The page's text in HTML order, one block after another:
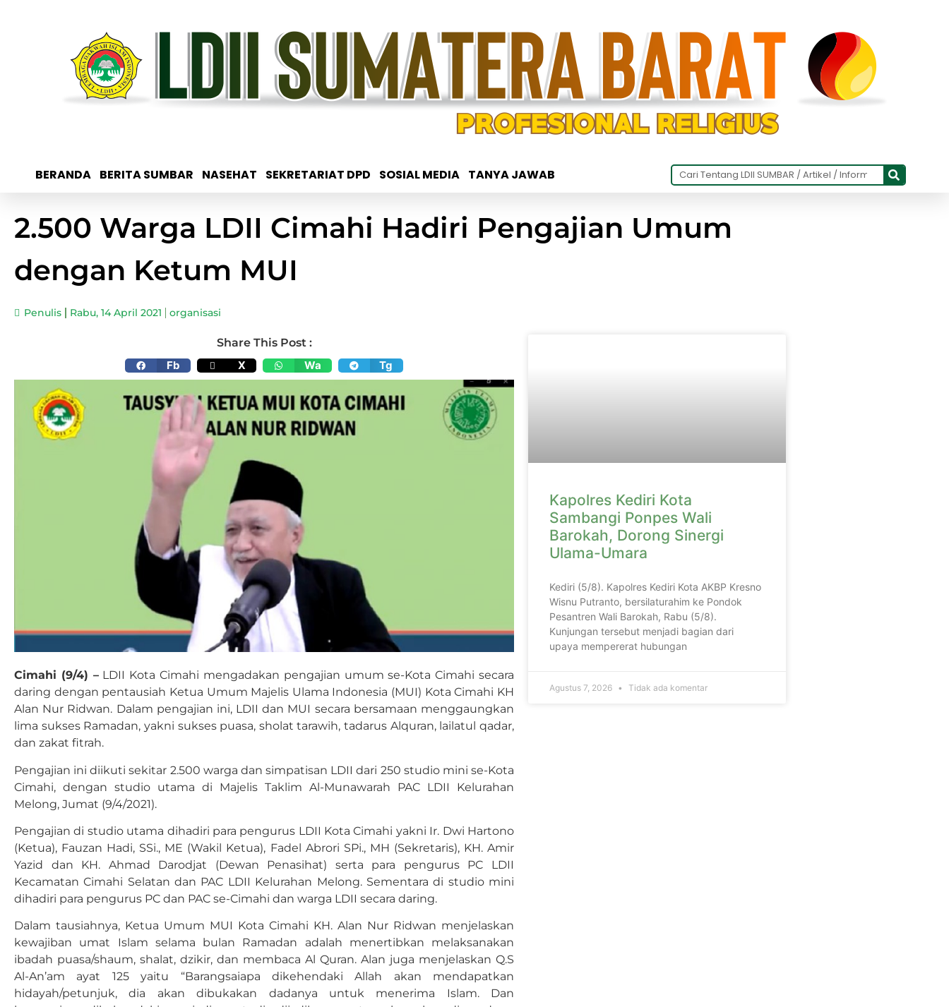
BERANDA BERITA SUMBAR NASEHAT SEKRETARIAT DPD SOSIAL MEDIA TANYA JAWAB
2.500 Warga LDII Cimahi Hadiri Pengajian Umum
dengan Ketum MUI
Penulis Rabu, 14 April 2021 organisasi
Share This Post :
Fb
X Wa Tg
Cimahi (9/4) –LDII Kota Cimahi mengadakan pengajian umum se-Kota Cimahi secara
daring dengan pentausiah Ketua Umum Majelis Ulama Indonesia (MUI) Kota Cimahi KH
Alan Nur Ridwan. Dalam pengajian ini, LDII dan MUI secara bersamaan menggaungkan
lima sukses Ramadan, yakni sukses puasa, sholat tarawih, tadarus Alquran, lailatul qadar,
dan zakat fitrah.
Pengajian ini diikuti sekitar 2.500 warga dan simpatisan LDII dari 250 studio mini se-Kota
Cimahi, dengan studio utama di Majelis Taklim Al-Munawarah PAC LDII Kelurahan
Melong, Jumat (9/4/2021).
Pengajian di studio utama dihadiri para pengurus LDII Kota Cimahi yakni Ir. Dwi Hartono
(Ketua), Fauzan Hadi, SSi., ME (Wakil Ketua), Fadel Abrori SPi., MH (Sekretaris), KH. Amir
Yazid dan KH. Ahmad Darodjat (Dewan Penasihat) serta para pengurus PC LDII
Kecamatan Cimahi Selatan dan PAC LDII Kelurahan Melong. Sementara di studio mini
dihadiri para pengurus PC dan PAC se-Cimahi dan warga LDII secara daring.
Dalam tausiahnya, Ketua Umum MUI Kota Cimahi KH. Alan Nur Ridwan menjelaskan
kewajiban umat Islam selama bulan Ramadan adalah menertibkan melaksanakan
ibadah puasa/shaum, shalat, dzikir, dan membaca Al Quran. Alan juga menjelaskan Q.S
Al-An’am ayat 125 yaitu “Barangsaiapa dikehendaki Allah akan mendapatkan
hidayah/petunjuk, dia akan dibukakan dadanya untuk menerima Islam. Dan
Kapolres Kediri Kota
Sambangi Ponpes Wali
Barokah, Dorong Sinergi
Ulama-Umara
Kediri (5/8). Kapolres Kediri Kota AKBP Kresno
Wisnu Putranto, bersilaturahim ke Pondok
Pesantren Wali Barokah, Rabu (5/8).
Kunjungan tersebut menjadi bagian dari
upaya mempererat hubungan
Agustus 7, 2026 Tidak ada komentar